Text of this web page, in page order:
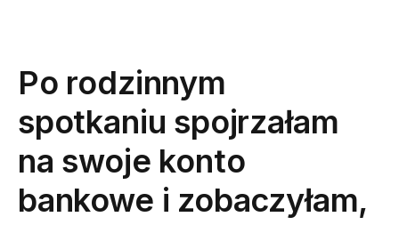
Po rodzinnym
spotkaniu spojrzałam
na swoje konto
bankowe i zobaczyłam,